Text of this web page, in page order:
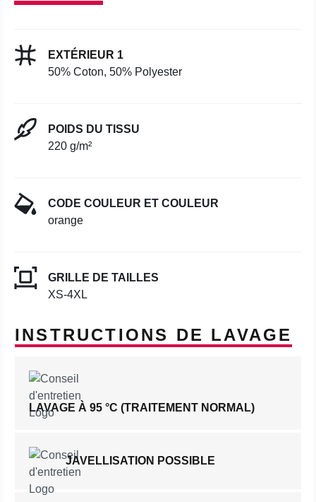
EXTÉRIEUR 1
50% Coton, 50% Polyester
POIDS DU TISSU
220 g/m²
CODE COULEUR ET COULEUR
orange
GRILLE DE TAILLES
XS-4XL
INSTRUCTIONS DE LAVAGE
LAVAGE À 95 °C (TRAITEMENT NORMAL)
JAVELLISATION POSSIBLE